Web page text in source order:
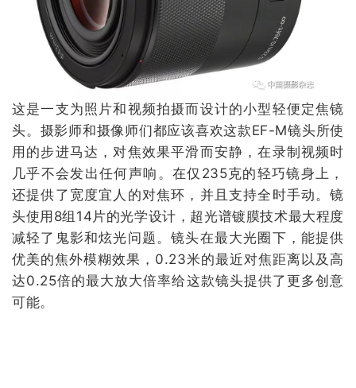
这是一支为照片和视频拍摄而设计的小型轻便定焦镜
头。摄影师和摄像师们都应该喜欢这款EF-M镜头所使
用的步进马达，对焦效果平滑而安静，在录制视频时
几乎不会发出任何声响。在仅235克的轻巧镜身上，
还提供了宽度宜人的对焦环，并且支持全时手动。镜
头使用8组14片的光学设计，超光谱镀膜技术最大程度
减轻了鬼影和炫光问题。镜头在最大光圈下，能提供
优美的焦外模糊效果，0.23米的最近对焦距离以及高
达0.25倍的最大放大倍率给这款镜头提供了更多创意
可能。